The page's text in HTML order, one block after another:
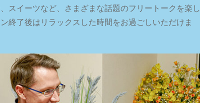
スイーツなど、さまざまな話題のフリートークを楽し
終了後はリラックスした時間をお過ごしいただけま